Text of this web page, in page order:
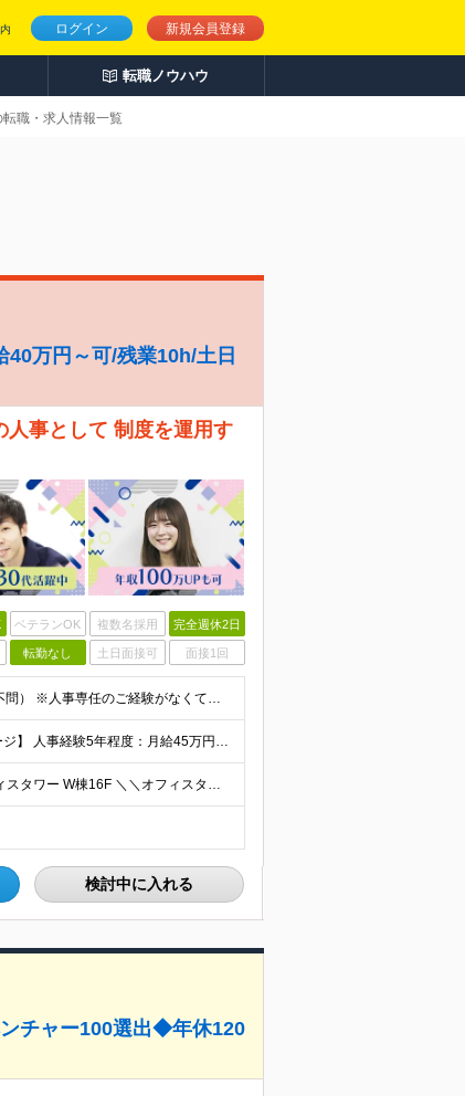
ログイン 新規会員登録
転職ノウハウ
職・求人情報一覧
万円～可/残業10h/土日
人事として 制度を運用す
ベテランOK 複数名採用 完全週休2日
転勤なし 土日面接可 面接1回
■何らかの人事・採用に関する業務経験をお持ちの方（職種不問） ※人事専任のご経験がなくても構いません。 総務や経理と兼務などで採用や労務に携わっていたという方も歓迎します ■学歴不問 ＜こんな方
◆経験者の方 月給40万円～65万円＋賞与年2回 【給与イメージ】 人事経験5年程度：月給45万円～ ◆未経験の方 月給35万円～65万円＋賞与年2回 ※経験・スキルを考慮のうえ、優遇いたします
◆本社 └東京都中央区晴海1-8-8 晴海トリトンスクエアオフィスタワー W棟16F ＼＼オフィスタワー内には商業施設が多数併設／／ カフェやレストラン、コンビニやスーパー、 100円ショップなど様
検討中に入れる
チャー100選出◆年休120